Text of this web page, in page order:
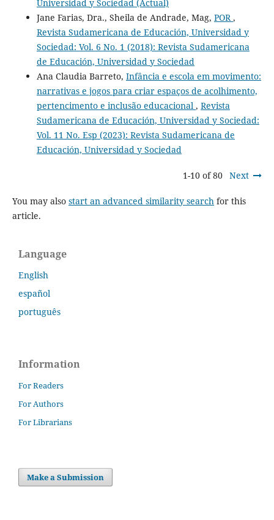
Universidad y Sociedad (Actual)
Jane Farias, Dra., Sheila de Andrade, Mag, POR ,
Revista Sudamericana de Educación, Universidad y
Sociedad: Vol. 6 No. 1 (2018): Revista Sudamericana
de Educación, Universidad y Sociedad
Ana Claudia Barreto, Infância e escola em movimento:
narrativas e jogos para criar espaços de acolhimento,
pertencimento e inclusão educacional , Revista
Sudamericana de Educación, Universidad y Sociedad:
Vol. 11 No. Esp (2023): Revista Sudamericana de
Educación, Universidad y Sociedad
1-10 of 80 Next
You may also start an advanced similarity search for this
article.
Language
English
español
português
Information
For Readers
For Authors
For Librarians
Make a Submission